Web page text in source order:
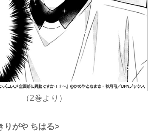
（2巻より）
りがや ちはる>